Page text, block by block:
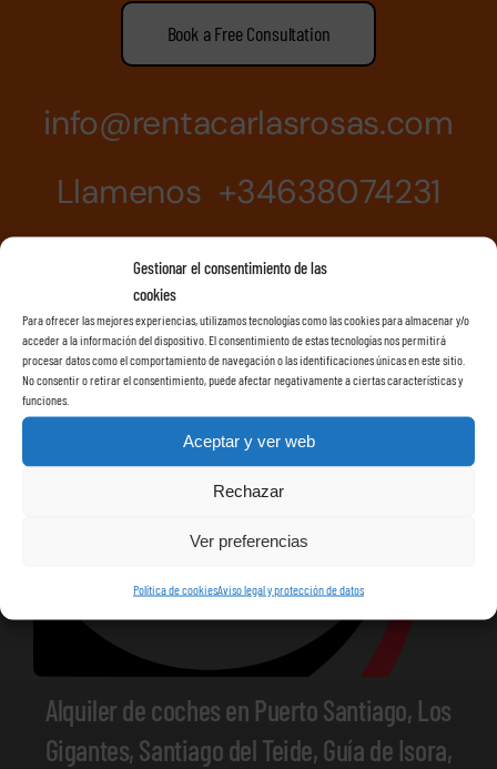
Gestionar el consentimiento de las
cookies
Para ofrecer las mejores experiencias, utilizamos tecnologías como las cookies para almacenar y/o
acceder a la información del dispositivo. El consentimiento de estas tecnologías nos permitirá
procesar datos como el comportamiento de navegación o las identificaciones únicas en este sitio.
No consentir o retirar el consentimiento, puede afectar negativamente a ciertas características y
funciones.
Aceptar y ver web
Rechazar
Ver preferencias
Política de cookiesAviso legal y protección de datos
Book a Free Consultation
info@rentacarlasrosas.com
Llamenos +34638074231
Alquiler de coches en Puerto Santiago, Los
Gigantes, Santiago del Teide, Guía de Isora,